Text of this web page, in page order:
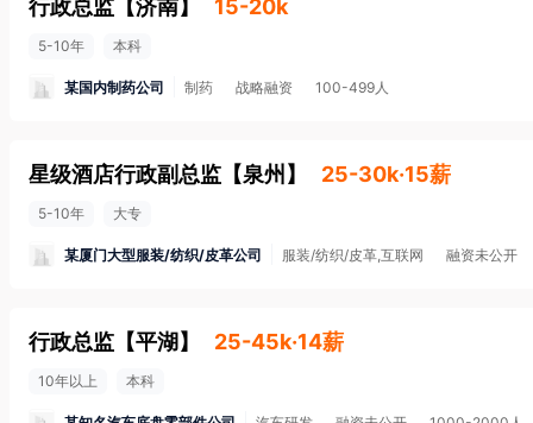
行政总监 【济南】 15-20k
5-10年 本科
某国内制药公司 制药 战略融资 100-499人
星级酒店行政副总监 【泉州 】 25-30k·15薪
5-10年 大专
某厦门大型服装/纺织/皮革公司 服装/纺织/皮革,互联网 融资未公开
行政总监 【平湖 】 25-45k·14薪
10年以上 本科